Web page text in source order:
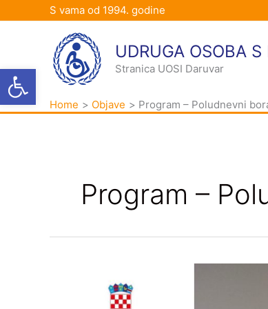
Open toolbar
to
S vama od 1994. godine
UDRUGA OSOBA
Stranica UOSI Daruvar
Home Objave Program – Poludnevni
Program –